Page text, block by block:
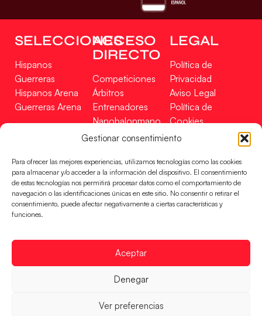
Gestionar consentimiento
Para ofrecer las mejores experiencias, utilizamos tecnologías como las cookies
para almacenar y/o acceder a la información del dispositivo. El consentimiento
de estas tecnologías nos permitirá procesar datos como el comportamiento de
navegación o las identificaciones únicas en este sitio. No consentir o retirar el
consentimiento, puede afectar negativamente a ciertas características y
funciones.
Aceptar
Denegar
Ver preferencias
SELECCIONES
Hispanos
Guerreras
Hispanos Arena
Guerreras Arena
ACCESO
DIRECTO
Competiciones
Árbitros
Entrenadores
Nanobalonmano
Tienda
LEGAL
Política de
Privacidad
Aviso Legal
Política de
Cookies
Mapa Web
Incidencias
CONTACTO
EN
FINANCIADO
RFEBM © 2024. Todos los derechos reservados –